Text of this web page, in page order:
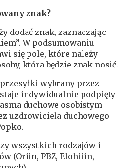
znak?
dodać znak, zaznaczając
W podsumowaniu
się pole, które należy
która będzie znak nosić.
wybrany przez
indywidualnie podpięty
duchowe osobistym
uzdrowiciela duchowego
wszystkich rodzajów i
(Oriin, PBZ, Elohiiin,